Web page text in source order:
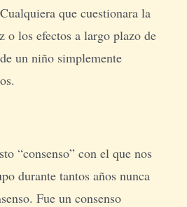
que cuestionara la
o los efectos a largo plazo de
un niño simplemente
“consenso” con el que nos
durante tantos años nunca
Fue un consenso